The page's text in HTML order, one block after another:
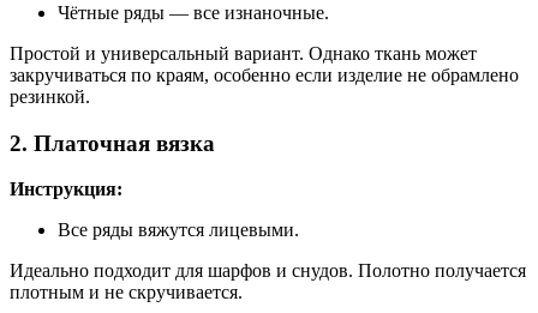
Чётные ряды — все изнаночные.
Простой и универсальный вариант. Однако ткань может
закручиваться по краям, особенно если изделие не обрамлено
резинкой.
2. Платочная вязка
Инструкция:
Все ряды вяжутся лицевыми.
Идеально подходит для шарфов и снудов. Полотно получается
плотным и не скручивается.